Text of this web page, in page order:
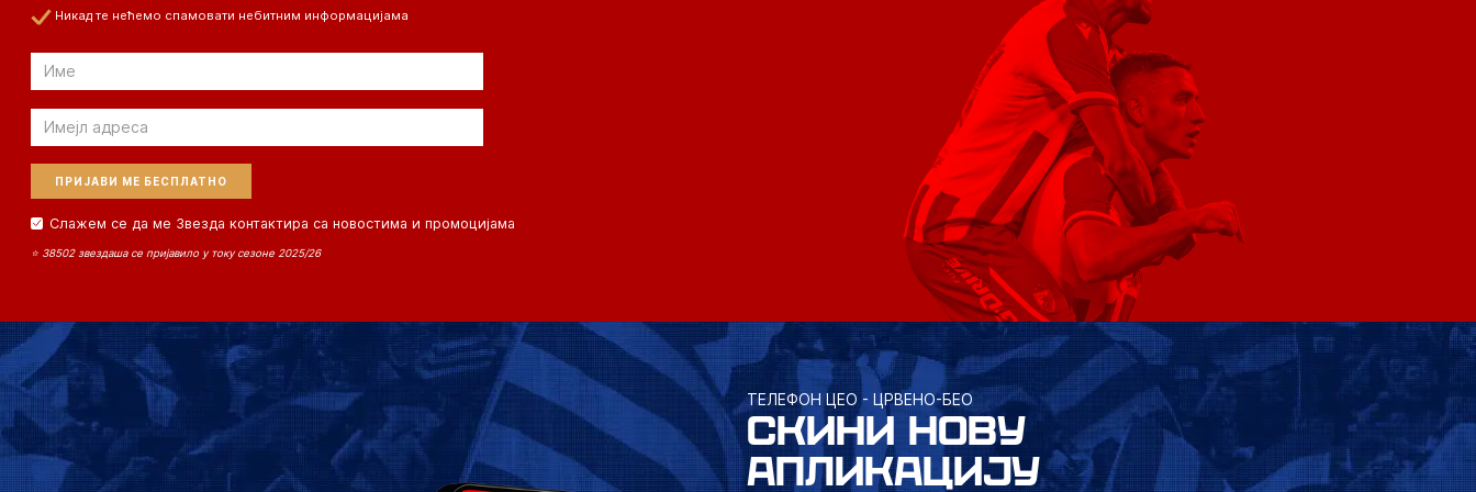
Никад те нећемо спамовати небитним информацијама
Email
Email
Слажем се да ме Звезда контактира са новостима и промоцијама
⭐ 38502 звездаша се пријавило у току сезоне 2025/26
ТЕЛЕФОН ЦЕО - ЦРВЕНО-БЕО
СКИНИ НОВУ
АПЛИКАЦИЈУ